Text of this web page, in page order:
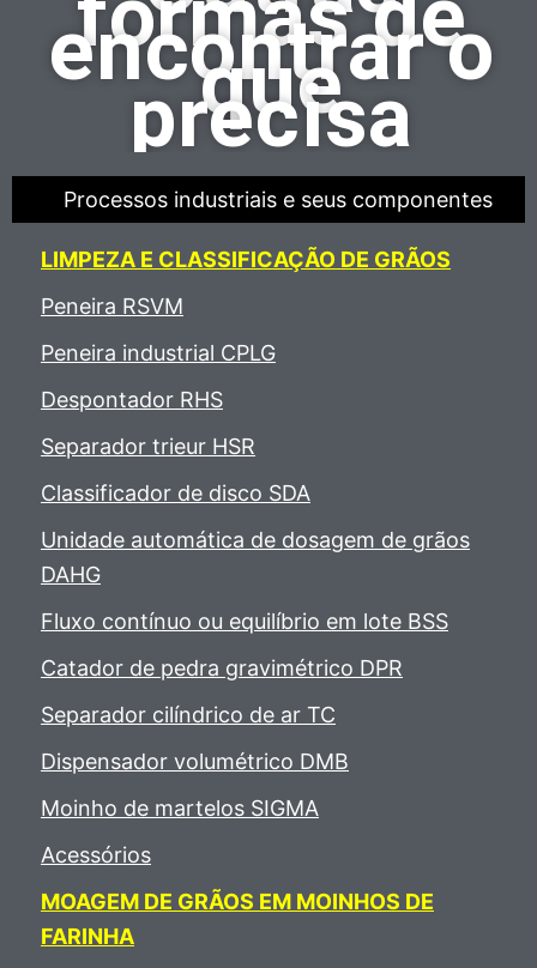
encontrar o
que
precisa
Processos industriais e seus componentes
LIMPEZA E CLASSIFICAÇÃO DE GRÃOS
Peneira RSVM
Peneira industrial CPLG
Despontador RHS
Separador trieur HSR
Classificador de disco SDA
Unidade automática de dosagem de grãos
DAHG
Fluxo contínuo ou equilíbrio em lote BSS
Catador de pedra gravimétrico DPR
Separador cilíndrico de ar TC
Dispensador volumétrico DMB
Moinho de martelos SIGMA
Acessórios
MOAGEM DE GRÃOS EM MOINHOS DE
FARINHA